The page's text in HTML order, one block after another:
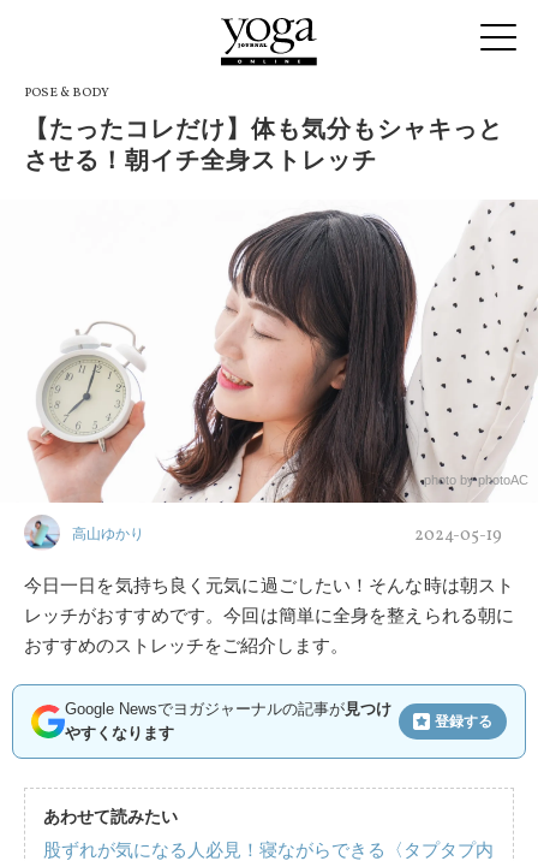
POSE & BODY
【たったコレだけ】体も気分もシャキっと
させる！朝イチ全身ストレッチ
photo by photoAC
高山ゆかり 2024-05-19
今日一日を気持ち良く元気に過ごしたい！そんな時は朝スト
レッチがおすすめです。今回は簡単に全身を整えられる朝に
おすすめのストレッチをご紹介します。
Google Newsでヨガジャーナルの記事が見つけ
やすくなります
登録する
あわせて読みたい
股ずれが気になる人必見！寝ながらできる〈タプタプ内